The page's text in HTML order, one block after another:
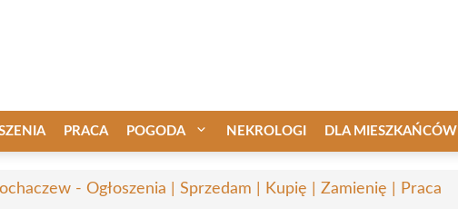
PRACA POGODA NEKROLOGI DLA MIESZKAŃCÓW
- Ogłoszenia | Sprzedam | Kupię | Zamienię | Praca